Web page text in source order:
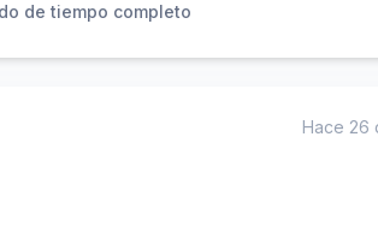
de tiempo completo
Hace 26